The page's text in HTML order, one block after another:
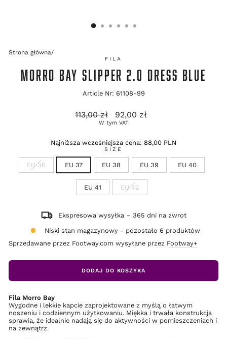
Strona główna/
FILA
MORRO BAY SLIPPER 2.0 DRESS BLUE
Article Nr: 61108-99
Cena
regularna
113,00 zł
Cena
promocyjna
92,00 zł
W tym VAT
Najniższa wcześniejsza cena: 88,00 PLN
SIZE
EU 36 EU 37 EU 38 EU 39 EU 40
EU 41 EU 42
Ekspresowa wysyłka – 365 dni na zwrot
Niski stan magazynowy - pozostało 6 produktów
Sprzedawane przez Footway.com wysyłane przez Footway+
DODAJ DO KOSZYKA
Fila Morro Bay
Wygodne i lekkie kapcie zaprojektowane z myślą o łatwym
noszeniu i codziennym użytkowaniu. Miękka i trwała konstrukcja
sprawia, że idealnie nadają się do aktywności w pomieszczeniach i
na zewnątrz.